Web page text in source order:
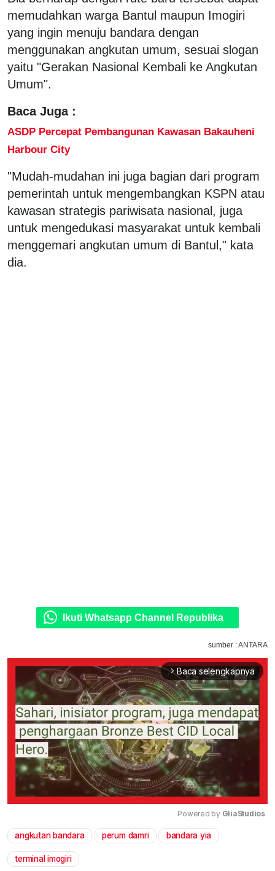
memudahkan warga Bantul maupun Imogiri
yang ingin menuju bandara dengan
menggunakan angkutan umum, sesuai slogan
yaitu "Gerakan Nasional Kembali ke Angkutan
Umum".
Baca Juga :
ASDP Percepat Pembangunan Kawasan Bakauheni
Harbour City
"Mudah-mudahan ini juga bagian dari program
pemerintah untuk mengembangkan KSPN atau
kawasan strategis pariwisata nasional, juga
untuk mengedukasi masyarakat untuk kembali
menggemari angkutan umum di Bantul," kata
dia.
Ikuti Whatsapp Channel Republika
sumber : ANTARA
arrow_forward_ios Baca selengkapnya
Powered by GliaStudios
angkutan bandara perum damri bandara yia
terminal imogiri